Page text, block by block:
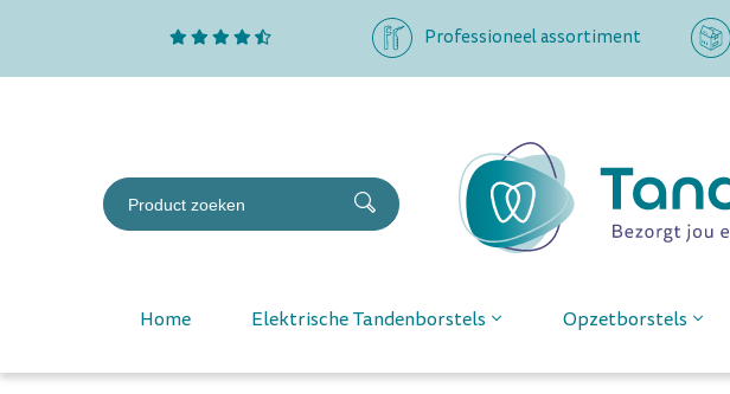
Professioneel assortiment
Home Elektrische Tandenborstels Opzetborstels